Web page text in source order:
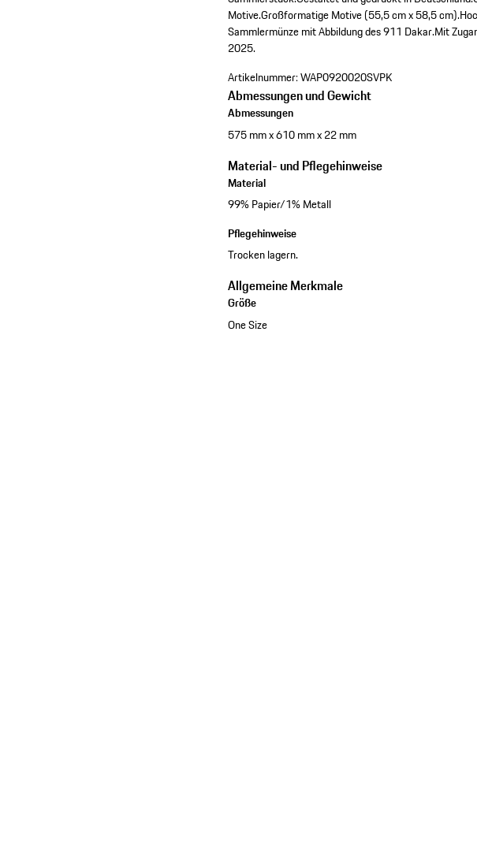
Motive.Großformatige Motive (55,5 cm x 58,5 cm).
Sammlermünze mit Abbildung des 911 Dakar.Mit
2025.
Artikelnummer:WAP0920020SVPK
Abmessungen und Gewicht
Abmessungen
575 mm x 610 mm x 22 mm
Material- und Pflegehinweise
Material
99% Papier/1% Metall
Pflegehinweise
Trocken lagern.
Allgemeine Merkmale
Größe
One Size